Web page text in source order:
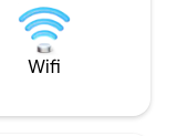
den inbjudande
det till en idealisk
ensamresenärer
Wifi